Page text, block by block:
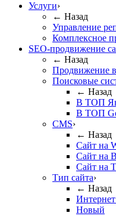
Услуги›
← Назад
Управление
Комплексное
SEO-продвижение
← Назад
Продвижение
Поисковые
← Назад
В ТОП
В ТОП
CMS›
← Назад
Сайт на
Сайт на
Сайт на
Тип сайта›
← Назад
Новый